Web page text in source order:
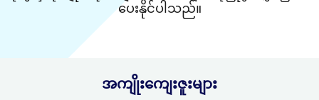
ပေးနိုင်ပါသည်။
အကျိုးကျေးဇူးများ